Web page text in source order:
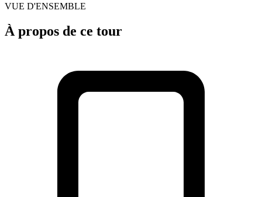
VUE D'ENSEMBLE
À propos de ce tour